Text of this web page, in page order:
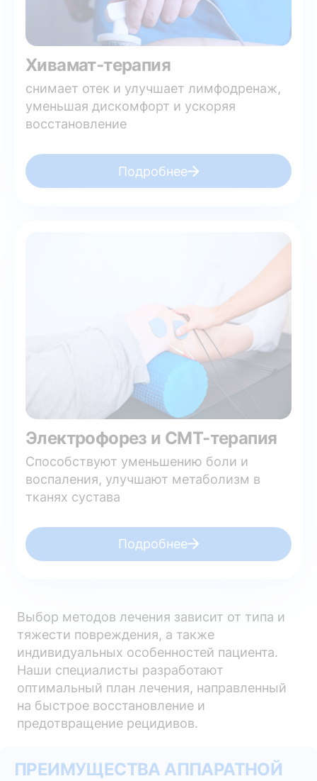
Хивамат-терапия
снимает отек и улучшает лимфодренаж,
уменьшая дискомфорт и ускоряя
восстановление
Подробнее
Электрофорез и СМТ-терапия
Способствуют уменьшению боли и
воспаления, улучшают метаболизм в
тканях сустава
Подробнее
Выбор методов лечения зависит от типа и
тяжести повреждения, а также
индивидуальных особенностей пациента.
Наши специалисты разработают
оптимальный план лечения, направленный
на быстрое восстановление и
предотвращение рецидивов.
ПРЕИМУЩЕСТВА АППАРАТНОЙ